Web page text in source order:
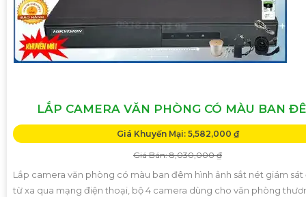
LẮP CAMERA VĂN PHÒNG CÓ MÀU BAN
Giá Khuyến Mại: 5,582,000 ₫
Giá Bán: 8,030,000 ₫
Lắp camera văn phòng có màu ban đêm hình ảnh sắt nét giám sát
từ xa qua mạng điện thoại, bộ 4 camera dùng cho văn phòng